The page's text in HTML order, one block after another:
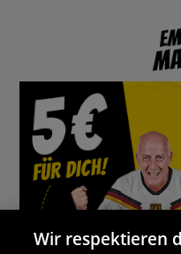
Wir respektieren